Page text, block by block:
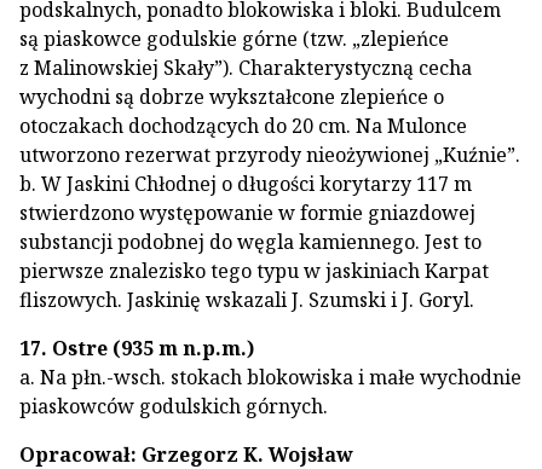
podskalnych, ponadto blokowiska i bloki. Budulcem
są piaskowce godulskie górne (tzw. „zlepieńce
z Malinowskiej Skały”). Charakterystyczną cecha
wychodni są dobrze wykształcone zlepieńce o
otoczakach dochodzących do 20 cm. Na Mulonce
utworzono rezerwat przyrody nieożywionej „Kuźnie”.
b. W Jaskini Chłodnej o długości korytarzy 117 m
stwierdzono występowanie w formie gniazdowej
substancji podobnej do węgla kamiennego. Jest to
pierwsze znalezisko tego typu w jaskiniach Karpat
fliszowych. Jaskinię wskazali J. Szumski i J. Goryl.
17. Ostre (935 m n.p.m.)
a. Na płn.-wsch. stokach blokowiska i małe wychodnie
piaskowców godulskich górnych.
Opracował: Grzegorz K. Wojsław